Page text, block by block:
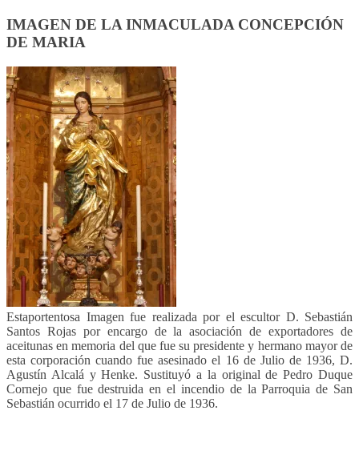
IMAGEN DE LA INMACULADA CONCEPCIÓN
DE MARIA
Estaportentosa Imagen fue realizada por el escultor D. Sebastián
Santos Rojas por encargo de la asociación de exportadores de
aceitunas en memoria del que fue su presidente y hermano mayor de
esta corporación cuando fue asesinado el 16 de Julio de 1936, D.
Agustín Alcalá y Henke. Sustituyó a la original de Pedro Duque
Cornejo que fue destruida en el incendio de la Parroquia de San
Sebastián ocurrido el 17 de Julio de 1936.